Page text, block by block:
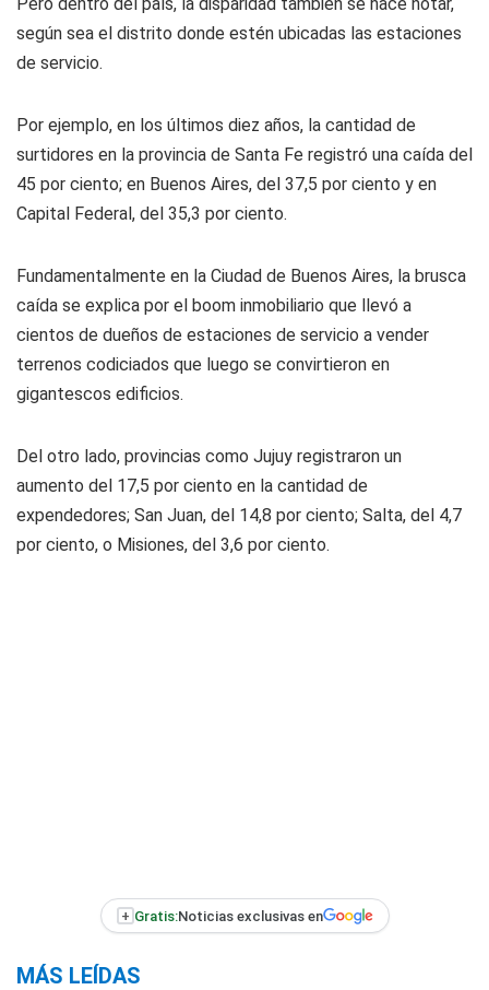
según sea el distrito donde estén ubicadas las estaciones
de servicio.
Por ejemplo, en los últimos diez años, la cantidad de
surtidores en la provincia de Santa Fe registró una caída del
45 por ciento; en Buenos Aires, del 37,5 por ciento y en
Capital Federal, del 35,3 por ciento.
Fundamentalmente en la Ciudad de Buenos Aires, la brusca
caída se explica por el boom inmobiliario que llevó a
cientos de dueños de estaciones de servicio a vender
terrenos codiciados que luego se convirtieron en
gigantescos edificios.
Del otro lado, provincias como Jujuy registraron un
aumento del 17,5 por ciento en la cantidad de
expendedores; San Juan, del 14,8 por ciento; Salta, del 4,7
por ciento, o Misiones, del 3,6 por ciento.
+ Gratis:Noticias exclusivas en
MÁS LEÍDAS